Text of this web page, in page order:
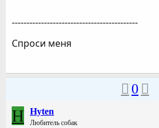
-------------------------------------------
Спроси меня
0
H Hyten
Любитель собак